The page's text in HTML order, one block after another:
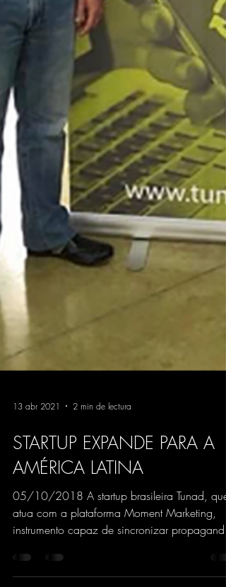
13 abr 2021 2 min de lectura
STARTUP EXPANDE PARA A
AMÉRICA LATINA
05/10/2018 A startup brasileira Tunad, que
atua com a plataforma Moment Marketing,